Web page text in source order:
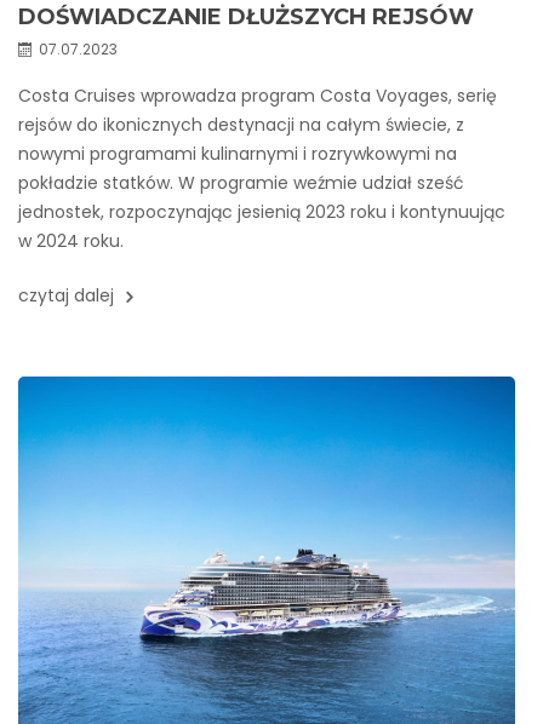
DOŚWIADCZANIE DŁUŻSZYCH REJSÓW
07.07.2023
Costa Cruises wprowadza program Costa Voyages, serię
rejsów do ikonicznych destynacji na całym świecie, z
nowymi programami kulinarnymi i rozrywkowymi na
pokładzie statków. W programie weźmie udział sześć
jednostek, rozpoczynając jesienią 2023 roku i kontynuując
w 2024 roku.
czytaj dalej